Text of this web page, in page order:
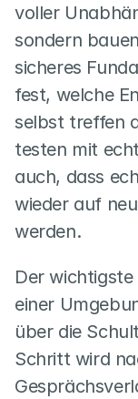
voller
sondern
sicheres
fest, welche
selbst treffen
testen mit
auch, dass
wieder auf
werden.
Der
einer
über die
Schritt wird